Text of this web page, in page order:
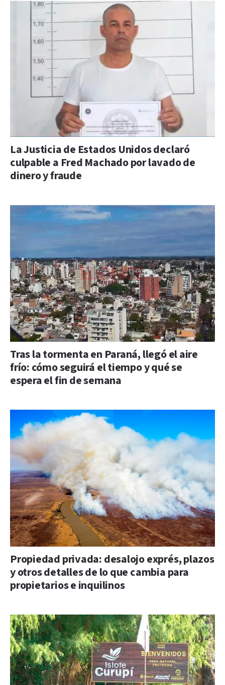
La Justicia de Estados Unidos declaró
culpable a Fred Machado por lavado de
dinero y fraude
Tras la tormenta en Paraná, llegó el aire
frío: cómo seguirá el tiempo y qué se
espera el fin de semana
Propiedad privada: desalojo exprés, plazos
y otros detalles de lo que cambia para
propietarios e inquilinos